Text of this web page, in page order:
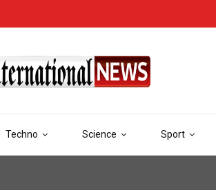
Techno Science Sport